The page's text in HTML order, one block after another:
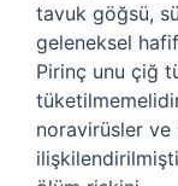
tavuk göğsü,
geleneksel
Pirinç unu çiğ
noravirüsler